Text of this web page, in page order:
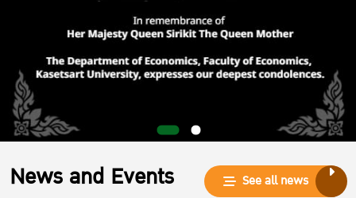
News and Events See all news